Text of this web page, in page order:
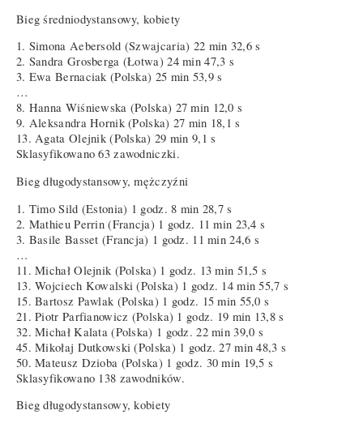
Bieg średniodystansowy, kobiety
1. Simona Aebersold (Szwajcaria) 22 min 32,6 s
2. Sandra Grosberga (Łotwa) 24 min 47,3 s
3. Ewa Bernaciak (Polska) 25 min 53,9 s
…
8. Hanna Wiśniewska (Polska) 27 min 12,0 s
9. Aleksandra Hornik (Polska) 27 min 18,1 s
13. Agata Olejnik (Polska) 29 min 9,1 s
Sklasyfikowano 63 zawodniczki.
Bieg długodystansowy, mężczyźni
1. Timo Sild (Estonia) 1 godz. 8 min 28,7 s
2. Mathieu Perrin (Francja) 1 godz. 11 min 23,4 s
3. Basile Basset (Francja) 1 godz. 11 min 24,6 s
…
11. Michał Olejnik (Polska) 1 godz. 13 min 51,5 s
13. Wojciech Kowalski (Polska) 1 godz. 14 min 55,7 s
15. Bartosz Pawlak (Polska) 1 godz. 15 min 55,0 s
21. Piotr Parfianowicz (Polska) 1 godz. 19 min 13,8 s
32. Michał Kalata (Polska) 1 godz. 22 min 39,0 s
45. Mikołaj Dutkowski (Polska) 1 godz. 27 min 48,3 s
50. Mateusz Dzioba (Polska) 1 godz. 30 min 19,5 s
Sklasyfikowano 138 zawodników.
Bieg długodystansowy, kobiety